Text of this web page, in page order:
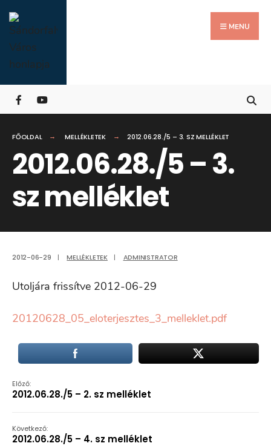
Skip
to
content
MENU
FŐOLDAL MELLÉKLETEK 2012.06.28./5 – 3. SZ MELLÉKLET
2012.06.28./5 – 3.
sz melléklet
2012-06-29 | MELLÉKLETEK | ADMINISTRATOR
Utoljára frissítve 2012-06-29
20120628_05_eloterjesztes_3_melleklet.pdf
Előző:
2012.06.28./5 – 2. sz melléklet
Következő:
2012.06.28./5 – 4. sz melléklet
for:
Close